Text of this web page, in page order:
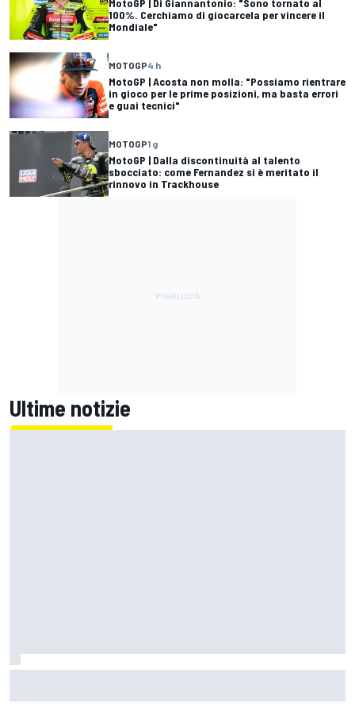
100%. Cerchiamo di giocarcela per vincere il
Mondiale"
MOTOGP4 h
MotoGP | Acosta non molla: "Possiamo rientrare
in gioco per le prime posizioni, ma basta errori
e guai tecnici"
MOTOGP1 g
MotoGP | Dalla discontinuità al talento
sbocciato: come Fernandez si è meritato il
rinnovo in Trackhouse
Ultime notizie